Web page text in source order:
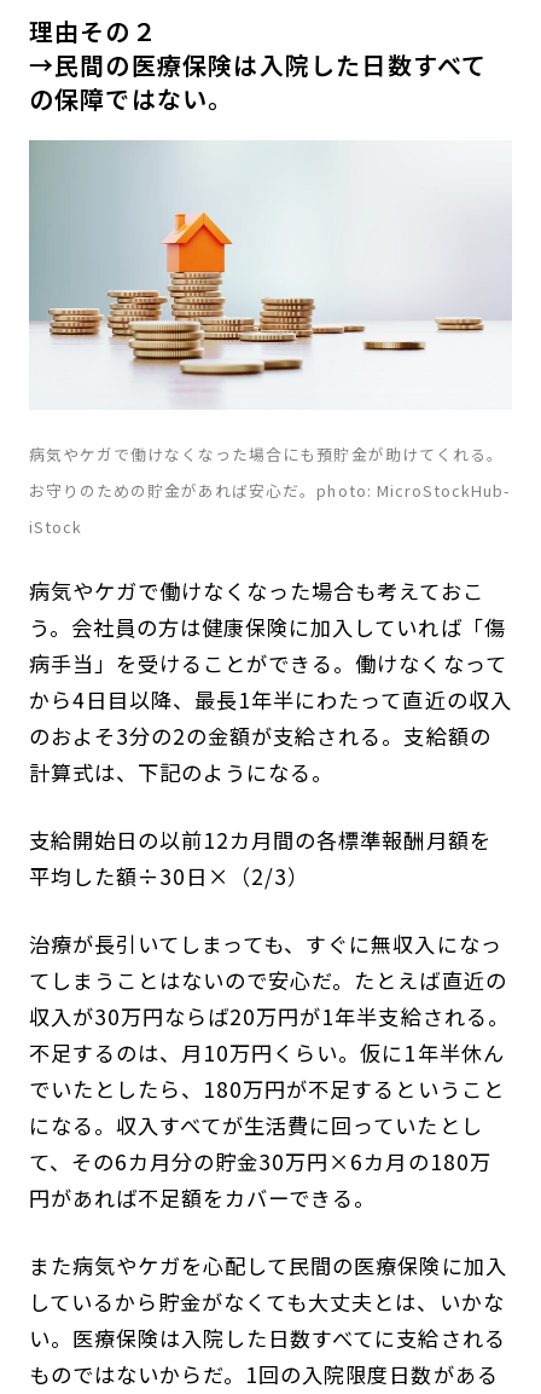
理由その２
→民間の医療保険は入院した日数すべて
の保障ではない。
病気やケガで働けなくなった場合にも預貯金が助けてくれる。
お守りのための貯金があれば安心だ。photo: MicroStockHub-
iStock
病気やケガで働けなくなった場合も考えておこ
う。会社員の方は健康保険に加入していれば「傷
病手当」を受けることができる。働けなくなって
から4日目以降、最長1年半にわたって直近の収入
のおよそ3分の2の金額が支給される。支給額の
計算式は、下記のようになる。
支給開始日の以前12カ月間の各標準報酬月額を
平均した額÷30日×（2/3）
治療が長引いてしまっても、すぐに無収入になっ
てしまうことはないので安心だ。たとえば直近の
収入が30万円ならば20万円が1年半支給される。
不足するのは、月10万円くらい。仮に1年半休ん
でいたとしたら、180万円が不足するということ
になる。収入すべてが生活費に回っていたとし
て、その6カ月分の貯金30万円×6カ月の180万
円があれば不足額をカバーできる。
また病気やケガを心配して民間の医療保険に加入
しているから貯金がなくても大丈夫とは、いかな
い。医療保険は入院した日数すべてに支給される
ものではないからだ。1回の入院限度日数がある